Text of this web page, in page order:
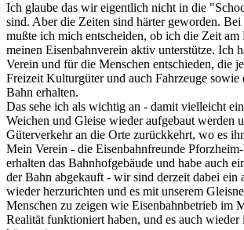
Ich glaube das wir eigentlich nicht in die
sind. Aber die Zeiten sind härter geworden.
mußte ich mich entscheiden, ob ich die Zeit am
meinen Eisenbahnverein aktiv unterstütze. Ich
Verein und für die Menschen entschieden, die
Freizeit Kulturgüter und auch Fahrzeuge sowie
Bahn erhalten.
Das sehe ich als wichtig an - damit vielleicht
Weichen und Gleise wieder aufgebaut werden
Güterverkehr an die Orte zurückkehrt, wo es
Mein Verein - die Eisenbahnfreunde
erhalten das Bahnhofgebäude und habe auch
der Bahn abgekauft - wir sind derzeit dabei ein
wieder herzurichten und es mit unserem
Menschen zu zeigen wie Eisenbahnbetrieb im
Realität funktioniert haben, und es auch